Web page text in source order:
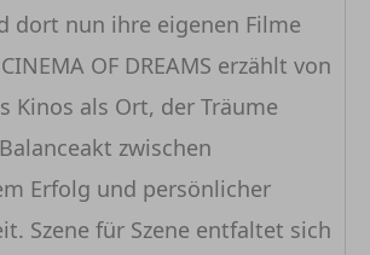
dort nun ihre eigenen Filme
OF DREAMS erzählt von
Kinos als Ort, der Träume
zwischen
Erfolg und persönlicher
Szene für Szene entfaltet sich